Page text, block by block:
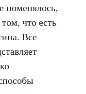
поменялось,
что есть
Все